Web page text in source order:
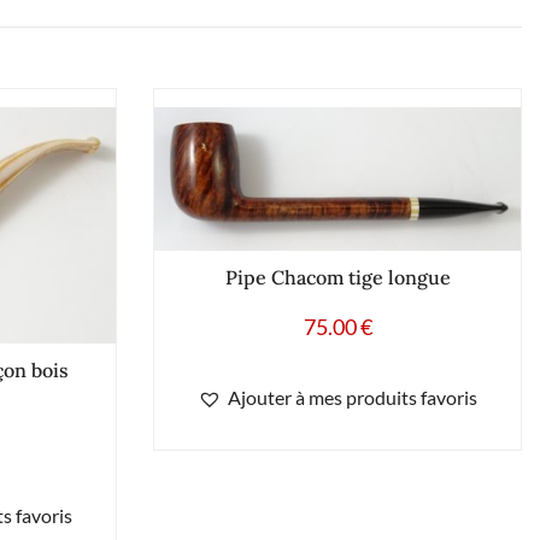
bois
favoris
Pipe Chacom tige longue
75.00€
Ajouter à mes produits favoris